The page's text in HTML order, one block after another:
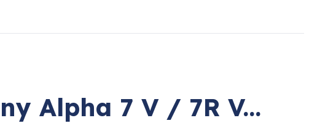
Alpha 7 V / 7R V...